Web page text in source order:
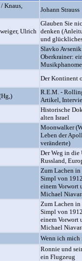
Knaus,
Johann Strauss
Ulrich
Glauben Sie
denken
und
Slavko
Oberkrainer:
Der Kontinent
R.E.M. -
Artikel,
Historische
alten Israel
Moonwalker
Leben der
veränderte)
Der Weg in die
Russland,
Zum Lachen
Simpl von
einem Vorwort
Michael
Zum Lachen
Simpl von
einem Vorwort
Michael
Wenn ich mich
Ronnie und
ein Flugzeug